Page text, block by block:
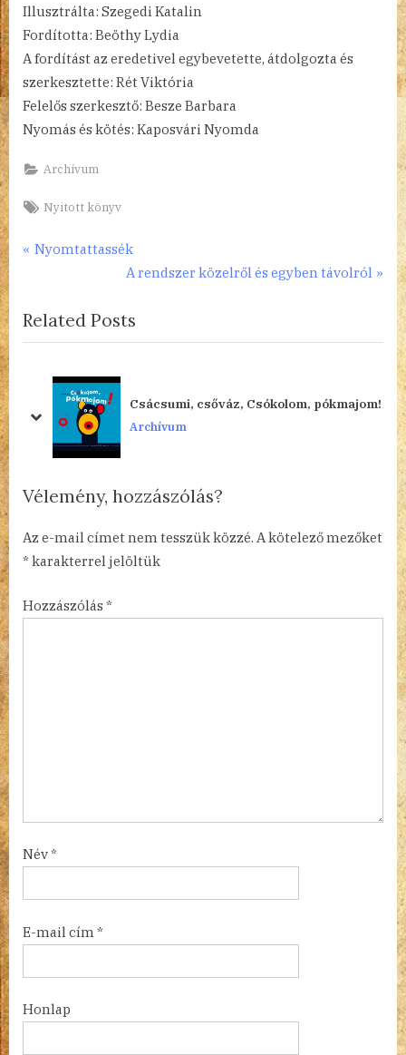
Illusztrálta: Szegedi Katalin
Fordította: Beöthy Lydia
A fordítást az eredetivel egybevetette, átdolgozta és
szerkesztette: Rét Viktória
Felelős szerkesztő: Besze Barbara
Nyomás és kötés: Kaposvári Nyomda
Archívum
Tags:
Nyitott könyv
Bejegyzés
P
v
i
s
t
:
Nyomtattassék
N
x
t
A rendszer közelről és egyben távolról
Related Posts
Csácsumi, csőváz, Csókolom, pókmajom!
Archívum
prev
next
Vélemény, hozzászólás?
Az e-mail címet nem tesszük közzé. A kötelező mezőket
*karakterrel jelöltük
Hozzászólás *
Név*
E-mail cím *
Honlap